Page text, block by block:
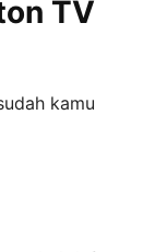
TV
kamu